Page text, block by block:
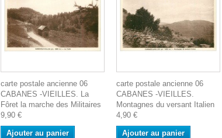
carte postale ancienne 06
CABANES -VIEILLES. La
Fôret la marche des Militaires
9,90 €
Ajouter au panier
carte postale ancienne 06
CABANES -VIEILLES.
Montagnes du versant Italien
4,90 €
Ajouter au panier